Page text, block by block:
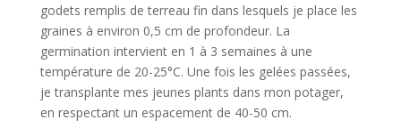
godets remplis de terreau fin dans lesquels je place les
graines à environ 0,5 cm de profondeur. La
germination intervient en 1 à 3 semaines à une
température de 20-25°C. Une fois les gelées passées,
je transplante mes jeunes plants dans mon potager,
en respectant un espacement de 40-50 cm.